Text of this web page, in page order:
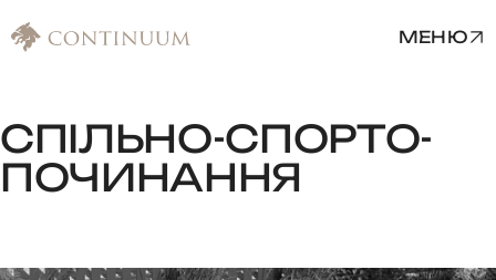
МЕНЮ
СПІЛЬНО-СПОРТО-
ПОЧИНАННЯ